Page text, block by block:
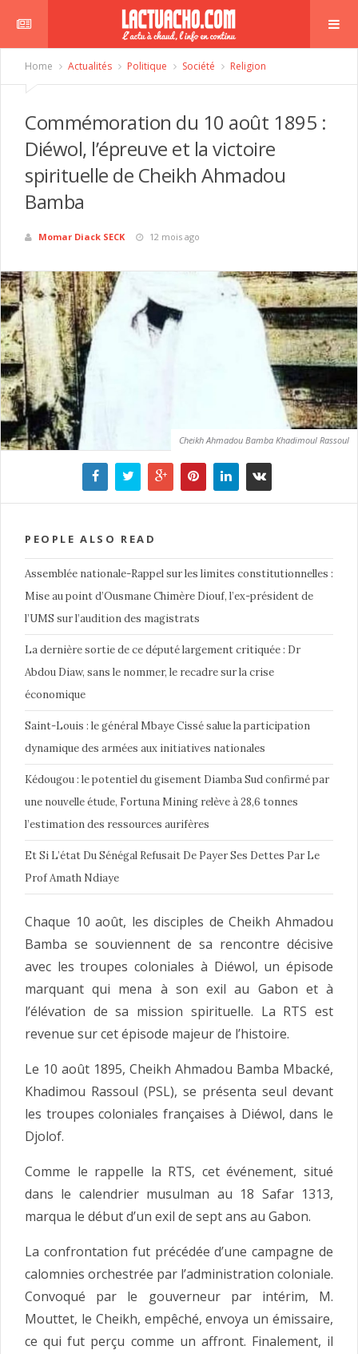
Home Actualités Politique Société Religion
Commémoration du 10 août 1895 :
Diéwol, l’épreuve et la victoire
spirituelle de Cheikh Ahmadou
Bamba
Momar Diack SECK 12 mois ago
Cheikh Ahmadou Bamba Khadimoul Rassoul
PEOPLE ALSO READ
Assemblée nationale-Rappel sur les limites constitutionnelles :
Mise au point d’Ousmane Chimère Diouf, l’ex-président de
l’UMS sur l’audition des magistrats
La dernière sortie de ce député largement critiquée : Dr
Abdou Diaw, sans le nommer, le recadre sur la crise
économique
Saint-Louis : le général Mbaye Cissé salue la participation
dynamique des armées aux initiatives nationales
Kédougou : le potentiel du gisement Diamba Sud confirmé par
une nouvelle étude, Fortuna Mining relève à 28,6 tonnes
l’estimation des ressources aurifères
Et Si L’état Du Sénégal Refusait De Payer Ses Dettes Par Le
Prof Amath Ndiaye
Chaque 10 août, les disciples de Cheikh Ahmadou
Bamba se souviennent de sa rencontre décisive
avec les troupes coloniales à Diéwol, un épisode
marquant qui mena à son exil au Gabon et à
l’élévation de sa mission spirituelle. La RTS est
revenue sur cet épisode majeur de l’histoire.
Le 10 août 1895, Cheikh Ahmadou Bamba Mbacké,
Khadimou Rassoul (PSL), se présenta seul devant
les troupes coloniales françaises à Diéwol, dans le
Djolof.
Comme le rappelle la RTS, cet événement, situé
dans le calendrier musulman au 18 Safar 1313,
marqua le début d’un exil de sept ans au Gabon.
La confrontation fut précédée d’une campagne de
calomnies orchestrée par l’administration coloniale.
Convoqué par le gouverneur par intérim, M.
Mouttet, le Cheikh, empêché, envoya un émissaire,
ce qui fut perçu comme un affront. Finalement, il